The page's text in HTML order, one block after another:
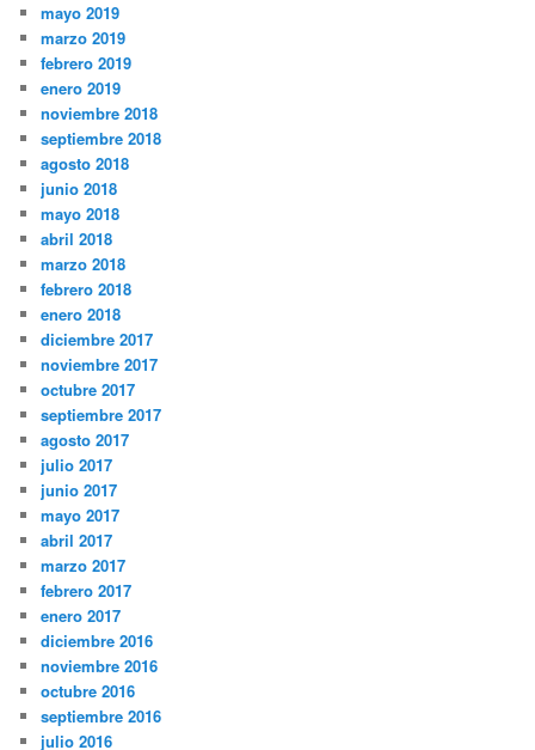
mayo 2019
marzo 2019
febrero 2019
enero 2019
noviembre 2018
septiembre 2018
agosto 2018
junio 2018
mayo 2018
abril 2018
marzo 2018
febrero 2018
enero 2018
diciembre 2017
noviembre 2017
octubre 2017
septiembre 2017
agosto 2017
julio 2017
junio 2017
mayo 2017
abril 2017
marzo 2017
febrero 2017
enero 2017
diciembre 2016
noviembre 2016
octubre 2016
septiembre 2016
julio 2016